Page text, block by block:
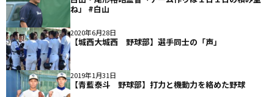
ね」 #白山
2020年6月28日
【城西大城西 野球部】選手同士の「声」
2019年1月31日
【青藍泰斗 野球部】打力と機動力を絡めた野球